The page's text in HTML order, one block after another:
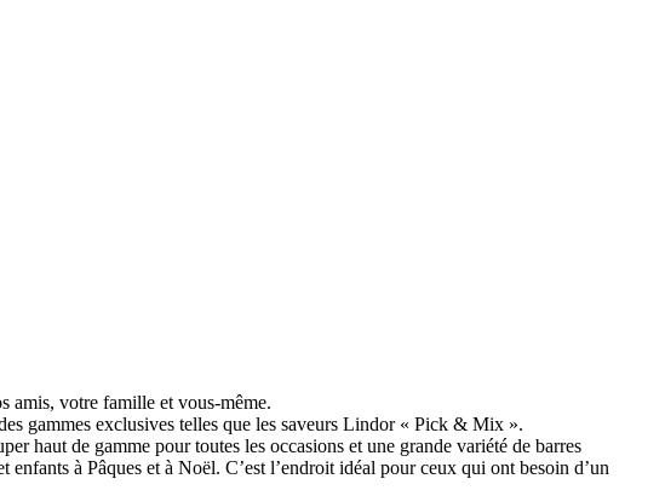
amis, votre famille et vous-même.
gammes exclusives telles que les saveurs Lindor « Pick & Mix ».
haut de gamme pour toutes les occasions et une grande variété de barres
à Pâques et à Noël. C’est l’endroit idéal pour ceux qui ont besoin d’un